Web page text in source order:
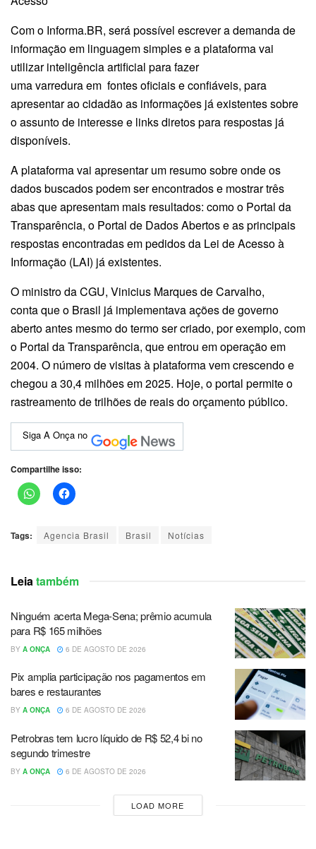
Com o Informa.BR, será possível escrever a demanda de
informação em linguagem simples e a plataforma vai
utilizar inteligência artificial para fazer
uma varredura em fontes oficiais e confiáveis, para
apresentar ao cidadão as informações já existentes sobre
o assunto de interesse e links diretos para respostas já
disponíveis.
A plataforma vai apresentar um resumo sobre onde os
dados buscados podem ser encontrados e mostrar três
abas que apresentam mais resultados: como o Portal da
Transparência, o Portal de Dados Abertos e as principais
respostas encontradas em pedidos da Lei de Acesso à
Informação (LAI) já existentes.
O ministro da CGU, Vinicius Marques de Carvalho,
conta que o Brasil já implementava ações de governo
aberto antes mesmo do termo ser criado, por exemplo, com
o Portal da Transparência, que entrou em operação em
2004. O número de visitas à plataforma vem crescendo e
chegou a 30,4 milhões em 2025. Hoje, o portal permite o
rastreamento de trilhões de reais do orçamento público.
Siga A Onça no
Compartilhe isso:
Tags: Agencia Brasil Brasil Notícias
Leia também
Ninguém acerta Mega-Sena; prêmio acumula
para R$ 165 milhões
BY A ONÇA 6 DE AGOSTO DE 2026
Pix amplia participação nos pagamentos em
bares e restaurantes
BY A ONÇA 6 DE AGOSTO DE 2026
Petrobras tem lucro líquido de R$ 52,4 bi no
segundo trimestre
BY A ONÇA 6 DE AGOSTO DE 2026
LOAD MORE